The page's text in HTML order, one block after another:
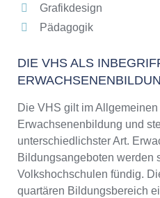
Grafikdesign
Pädagogik
DIE VHS ALS
Die VHS gilt im
Erwachsenenbildung und
unterschiedlichster Art.
Bildungsangeboten werden
Volkshochschulen fündig.
quartären Bildungsbereich